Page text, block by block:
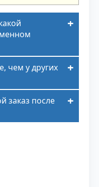
чем у других
заказ после